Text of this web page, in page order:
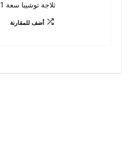
ثلاجة توشيبا سعة 411 لتر
أضف للمقارنة